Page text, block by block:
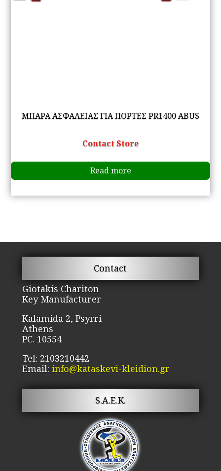
ΜΠΑΡΑ ΑΣΦΑΛΕΙΑΣ ΓΙΑ ΠΟΡΤΕΣ PR1400 ABUS
Contact Store
Read more
Contact
Giotakis Chariton
Key Manufacturer
Kalamida 2, Psyrri
Athens
PC. 10554
Tel: 2103210442
Email: info@kataskevi-kleidion.gr
S.A.E.K.